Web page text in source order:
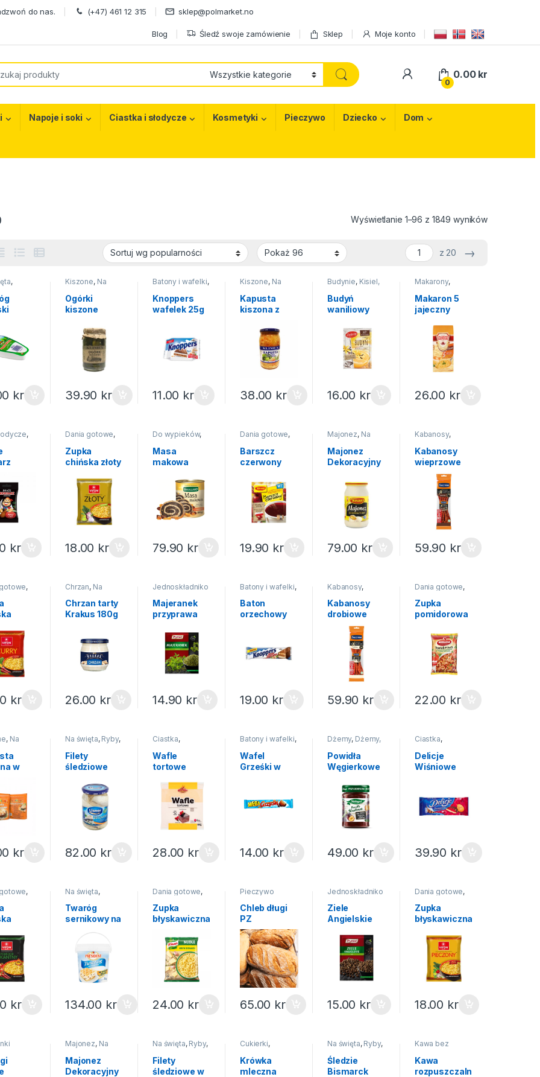
do nas. (+47) 461 12 315 sklep@polmarket.no
Blog Śledź swoje zamówienie Sklep Moje konto
My Account
0
0.00 kr
Napoje i soki Ciastka i słodycze Kosmetyki Pieczywo Dziecko Dom
Wyświetlanie 1–96 z 1849 wyników
z 20 →
,
,Twarogi
kr
Kiszone, Na
Przetwory
Ogórki
kiszone
39.90 kr
Batony i wafelki,
Słodycze i
ciastka
Knoppers
wafelek 25g
11.00 kr
Kiszone, Na
Przetwory
Kapusta
kiszona z
Klimex 860g
38.00 kr
Budynie, Kisiel,
budyń,
galaretka
święta
Budyń
waniliowy
16.00 kr
Makarony,
Produkty sypkie
Makaron 5
jajeczny
250g
26.00 kr
,
i
70g
kr
Dania gotowe,
Zupy instant
Zupka
chińska złoty
VIFON 70g
18.00 kr
Do wypieków,
,Na święta
Masa
makowa
bakaliami
79.90 kr
Dania gotowe,
Na święta
instant
Barszcz
czerwony
Winiary 60g
19.90 kr
Majonez, Na
święta
dipy
Majonez
Dekoracyjny
700ml
79.00 kr
Kabanosy,
Wędliny ryby
mrożonki
Kabanosy
wieprzowe
Tarczyński
59.90 kr
,
kr
Chrzan, Na
,Sosy i
dipy
Chrzan tarty
Krakus 180g
26.00 kr
Jednoskładniko
Majeranek
przyprawa
14.90 kr
Batony i wafelki,
Słodycze i
ciastka
Baton
orzechowy
19.00 kr
Kabanosy,
Wędliny ryby
mrożonki
Kabanosy
drobiowe
Tarczyński
59.90 kr
Dania gotowe,
Zupy instant
Zupka
pomidorowa
Amino 57g
22.00 kr
, Na
w
kr
Na święta, Ryby,
Wędliny ryby
mrożonki
Filety
śledziowe
cebulką
Lisner 600g
82.00 kr
Ciastka,
ciastka
Wafle
tortowe
160g
28.00 kr
Batony i wafelki,
Słodycze i
ciastka
Wafel
Grześki w
MEGA 48g
14.00 kr
Dżemy, Dżemy,
miody, Na święta
Powidła
Węgierkowe
280g
49.00 kr
Ciastka,
ciastka
Delicje
Wiśniowe
39.90 kr
,
70g
kr
Na święta,
,Twarogi
Twaróg
sernikowy na
President 1kg
134.00 kr
Dania gotowe,
Zupy instant
Zupka
błyskawiczna
Knorr 61g
24.00 kr
Pieczywo
Chleb długi
PZ
65.00 kr
Jednoskładniko
Ziele
Angielskie
15.00 kr
Dania gotowe,
Zupy instant
Zupka
błyskawiczna
pieczony
Vifon 70g
18.00 kr
Majonez, Na
święta
dipy
Majonez
Dekoracyjny
Na święta, Ryby,
Wędliny ryby
mrożonki
Filety
śledziowe w
Cukierki,
ciastka
Krówka
mleczna
Na święta, Ryby,
Wędliny ryby
mrożonki
Śledzie
Bismarck
Kawa bez
herbata
Kawa
rozpuszczaln